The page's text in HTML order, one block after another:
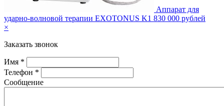
Аппарат для
ударно-волновой терапии EXOTONUS K1 830 000 рублей
×
Заказать звонок
Имя *
Телефон *
Сообщение